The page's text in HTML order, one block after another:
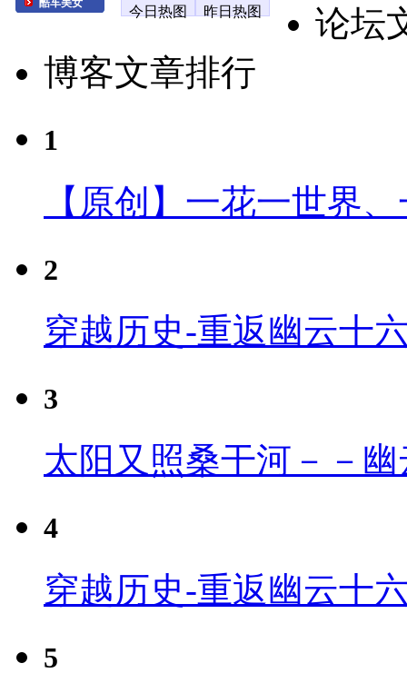
酷车美女
今日热图 昨日热图
论坛
博客文章排行
1
【原创】一花一世界
2
穿越历史-重返幽云十
3
太阳又照桑干河－－
4
穿越历史-重返幽云十
5